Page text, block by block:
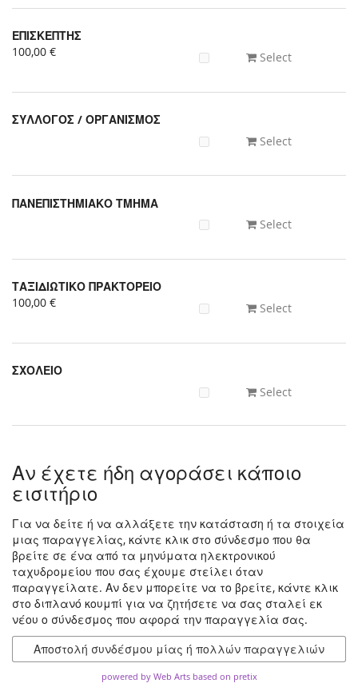
Προϊόντα
Uncategorized
ΕΠΙΣΚΕΠΤΗΣ
100,00 €
Select
ΣΥΛΛΟΓΟΣ / ΟΡΓΑΝΙΣΜΟΣ
Select
ΠΑΝΕΠΙΣΤΗΜΙΑΚΟ ΤΜΗΜΑ
Select
ΤΑΞΙΔΙΩΤΙΚΟ ΠΡΑΚΤΟΡΕΙΟ
100,00 €
Select
ΣΧΟΛΕΙΟ
Select
Αν έχετε ήδη αγοράσει κάποιο
εισιτήριο
Για να δείτε ή να αλλάξετε την κατάσταση ή τα στοιχεία
μιας παραγγελίας, κάντε κλικ στο σύνδεσμο που θα
βρείτε σε ένα από τα μηνύματα ηλεκτρονικού
ταχυδρομείου που σας έχουμε στείλει όταν
παραγγείλατε. Αν δεν μπορείτε να το βρείτε, κάντε κλικ
στο διπλανό κουμπί για να ζητήσετε να σας σταλεί εκ
νέου ο σύνδεσμος που αφορά την παραγγελία σας.
Αποστολή συνδέσμου μίας ή πολλών παραγγελιών
powered by Web Arts based on pretix